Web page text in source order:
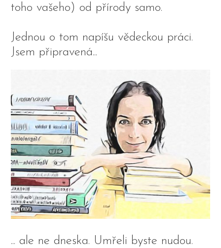
toho vašeho) od přírody samo.
Jednou o tom napíšu vědeckou práci.
Jsem připravená...
... ale ne dneska. Umřeli byste nudou.